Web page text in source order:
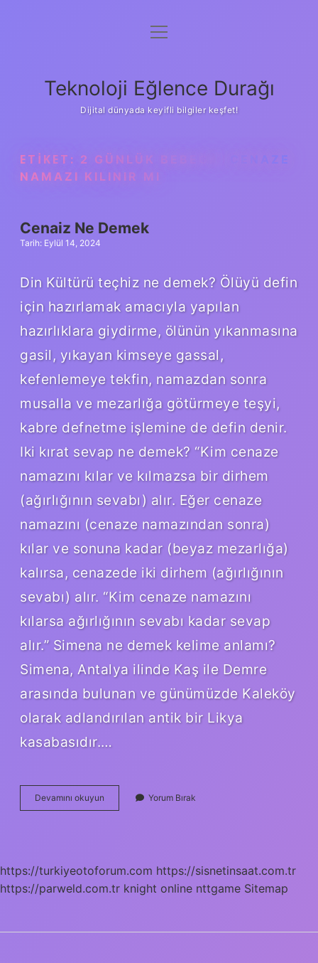
Anasayfa
Yasal Uyarı
menüyü
Teknoloji Eğlence Durağı
Dijital dünyada keyifli bilgiler keşfet!
ETIKET: 2 GÜNLÜK BEBEĞIN CENAZE
NAMAZI KILINIR MI
Cenaiz Ne Demek
Tarih: Eylül 14, 2024
Din Kültürü teçhiz ne demek? Ölüyü defin
için hazırlamak amacıyla yapılan
hazırlıklara giydirme, ölünün yıkanmasına
gasil, yıkayan kimseye gassal,
kefenlemeye tekfin, namazdan sonra
musalla ve mezarlığa götürmeye teşyi,
kabre defnetme işlemine de defin denir.
Iki kırat sevap ne demek? “Kim cenaze
namazını kılar ve kılmazsa bir dirhem
(ağırlığının sevabı) alır. Eğer cenaze
namazını (cenaze namazından sonra)
kılar ve sonuna kadar (beyaz mezarlığa)
kalırsa, cenazede iki dirhem (ağırlığının
sevabı) alır. “Kim cenaze namazını
kılarsa ağırlığının sevabı kadar sevap
alır.” Simena ne demek kelime anlamı?
Simena, Antalya ilinde Kaş ile Demre
arasında bulunan ve günümüzde Kaleköy
olarak adlandırılan antik bir Likya
kasabasıdır.…
Devamını okuyun
Ne
Yorum Bırak
https://turkiyeotoforum.com https://sisnetinsaat.com.tr
https://parweld.com.tr knight online nttgame Sitemap